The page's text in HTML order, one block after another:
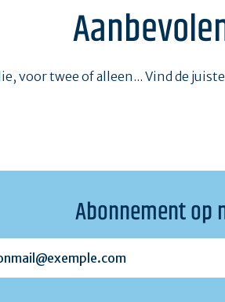
voor twee of alleen... Vind de
Abonnement op